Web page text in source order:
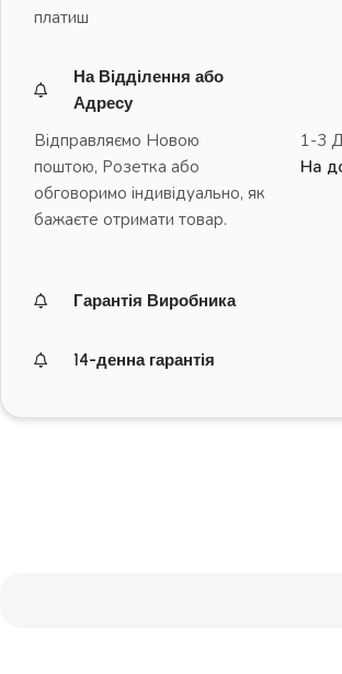
платиш
На Відділення або
Адресу
Відправляємо Новою
поштою, Розетка або
обговоримо індивідуально, як
бажаєте отримати товар.
1-3
На
Гарантія Виробника
14-денна гарантія